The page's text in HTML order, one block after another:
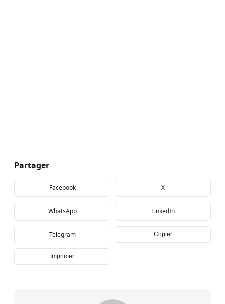
Partager
Facebook X
WhatsApp LinkedIn
Telegram Copier
Imprimer